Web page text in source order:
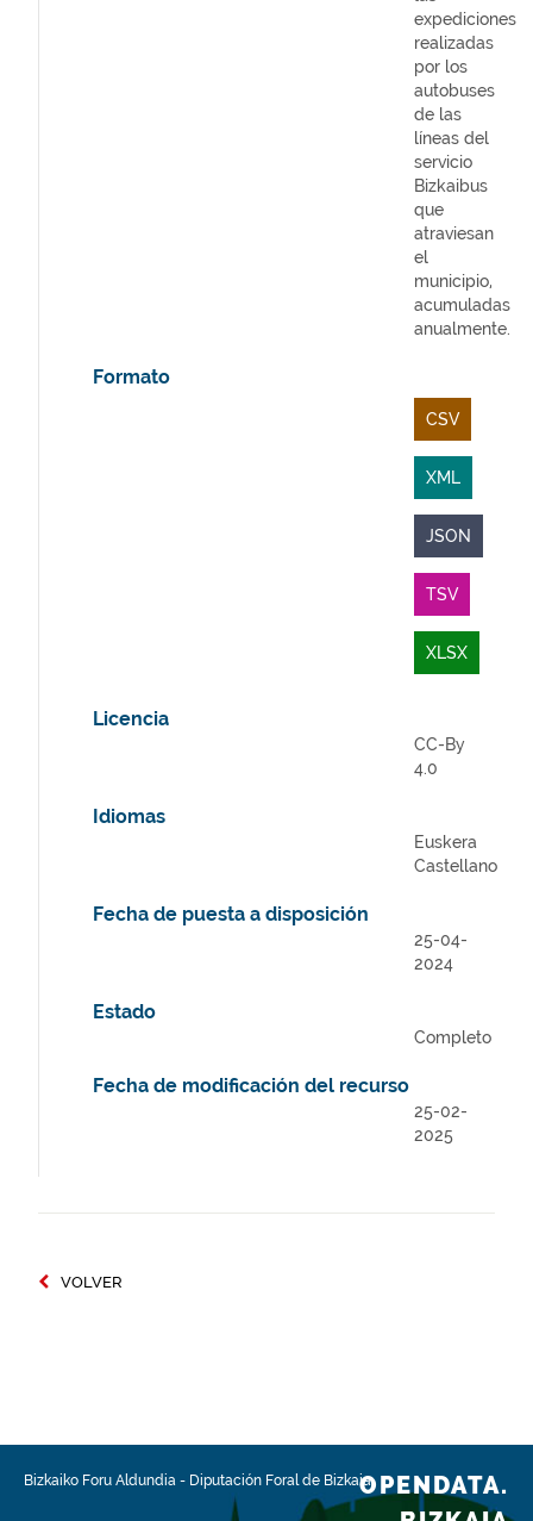
expediciones
realizadas
por los
autobuses
de las
líneas del
servicio
Bizkaibus
que
atraviesan
el
municipio,
acumuladas
anualmente.
Formato
CSV
XML
JSON
TSV
XLSX
Licencia
CC-By
4.0
Idiomas
Euskera
Castellano
Fecha de puesta a disposición
25-04-
2024
Estado
Completo
Fecha de modificación del recurso
25-02-
2025
VOLVER
Bizkaiko Foru Aldundia - Diputación Foral de BizkaiaOPENDATA.